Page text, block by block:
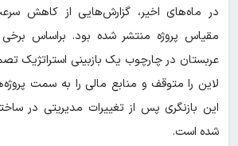
در ماه‌های اخیر، گزارش‌هایی از کاهش
مقیاس پروژه منتشر شده بود. براساس
عربستان در چارچوب یک بازبینی استراتژیک
لاین را متوقف و منابع مالی را به سمت
این بازنگری پس از تغییرات مدیریتی در
شده است.